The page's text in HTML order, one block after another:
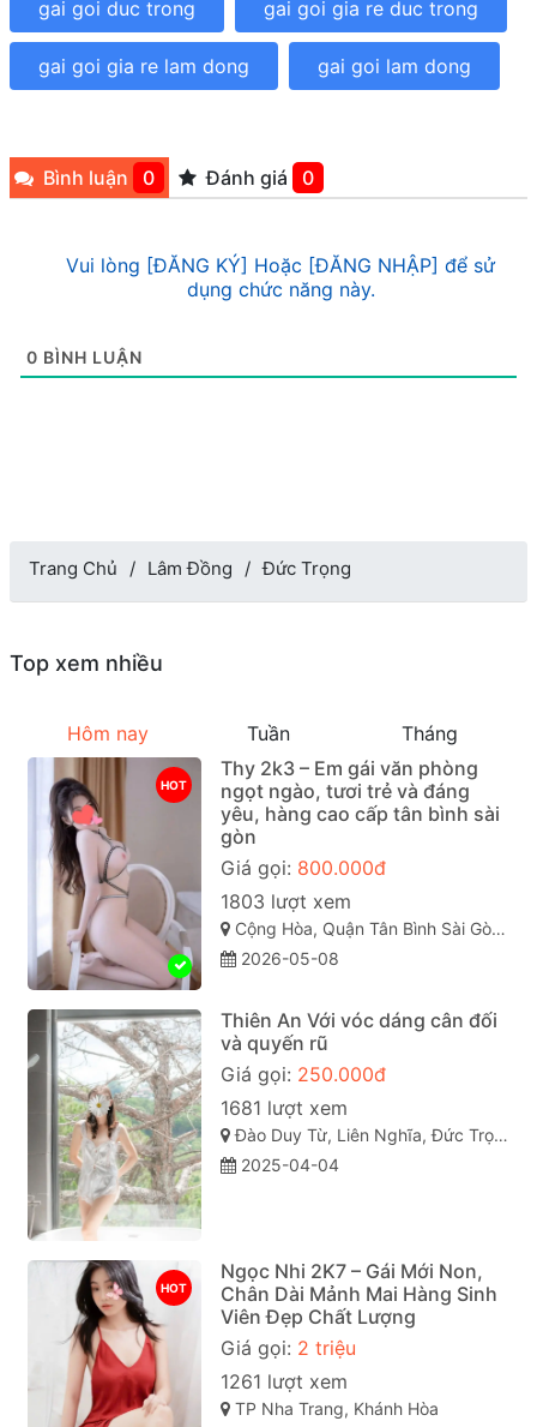
gai goi duc trong gai goi gia re duc trong
gai goi gia re lam dong gai goi lam dong
Bình luận 0 Đánh giá 0
Vui lòng [ĐĂNG KÝ] Hoặc [ĐĂNG NHẬP] để sử
dụng chức năng này.
0 BÌNH LUẬN
Trang Chủ Lâm Đồng Đức Trọng
Top xem nhiều
Hôm nay Tuần Tháng
HOT
Thy 2k3 – Em gái văn phòng
ngọt ngào, tươi trẻ và đáng
yêu, hàng cao cấp tân bình sài
gòn
Giá gọi: 800.000đ
1803 lượt xem
Cộng Hòa, Quận Tân Bình Sài Gòn ( TP. Hồ Chí Minh )
2026-05-08
Thiên An Với vóc dáng cân đối
và quyến rũ
Giá gọi: 250.000đ
1681 lượt xem
Đào Duy Từ, Liên Nghĩa, Đức Trọng, Lâm Đồng
2025-04-04
HOT
Ngọc Nhi 2K7 – Gái Mới Non,
Chân Dài Mảnh Mai Hàng Sinh
Viên Đẹp Chất Lượng
Giá gọi: 2 triệu
1261 lượt xem
TP Nha Trang, Khánh Hòa